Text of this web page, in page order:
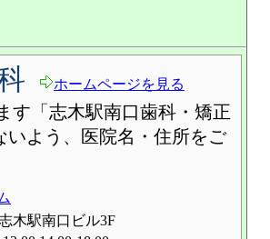
ホームページを見る
す「志木駅南口歯科・矯正
よう、医院名・住所をご
木駅南口ビル3F